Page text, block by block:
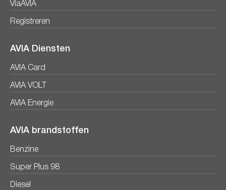
ViaAVIA
Registreren
AVIA Diensten
AVIA Card
AVIA VOLT
AVIA Energie
AVIA brandstoffen
Benzine
Super Plus 98
Diesel